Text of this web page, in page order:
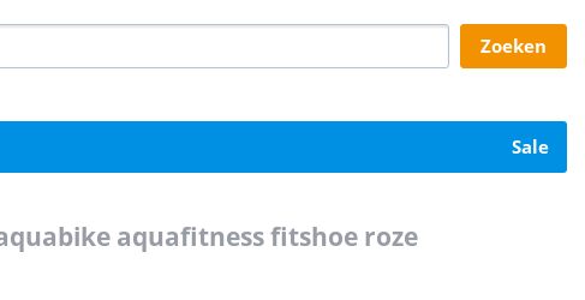
zoeken
sale
aquafitness fitshoe roze